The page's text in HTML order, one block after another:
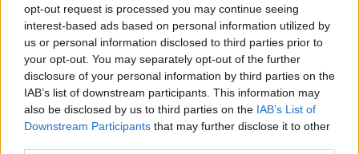
opt-out request is processed you may continue seeing
interest-based ads based on personal information utilized by
us or personal information disclosed to third parties prior to
your opt-out. You may separately opt-out of the further
disclosure of your personal information by third parties on the
IAB’s list of downstream participants. This information may
also be disclosed by us to third parties on the IAB’s List of
Downstream Participants that may further disclose it to other
Lumen 870
Με πλάτος 87cm το ηλεκτρικό τζάκι LUMEN 870 είναι το
πιο συμπαγές και ευέλικτο μοντέλο της σειράς. Είναι
ιδανικό για μικρότερους χώρους. Συνδυάζει την...